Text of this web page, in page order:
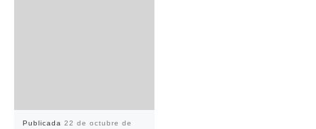
Publicada 22 de octubre de